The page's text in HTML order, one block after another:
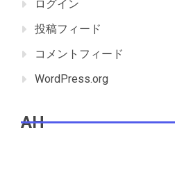
ログイン
投稿フィード
コメントフィード
WordPress.org
AH